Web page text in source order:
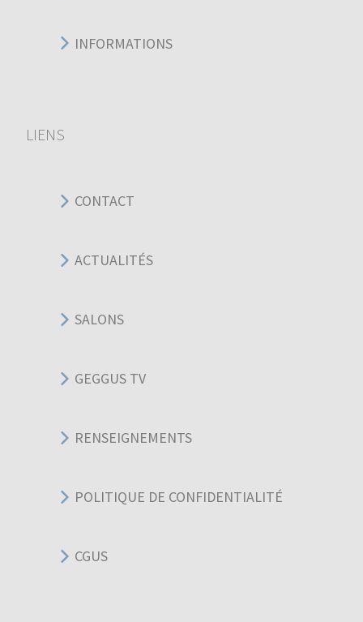
INFORMATIONS
LIENS
CONTACT
ACTUALITÉS
SALONS
GEGGUS TV
RENSEIGNEMENTS
POLITIQUE DE CONFIDENTIALITÉ
CGUS